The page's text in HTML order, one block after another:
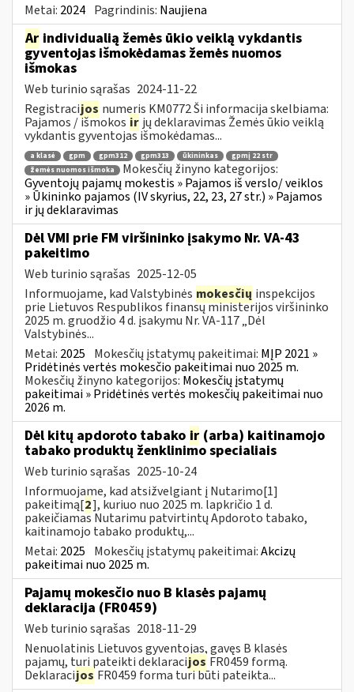
Metai: 2024 Pagrindinis: Naujiena
Ar individualią žemės ūkio veiklą vykdantis
gyventojas išmokėdamas žemės nuomos
išmokas
Web turinio sąrašas 2024-11-22
Registracijos numeris KM0772 Ši informacija skelbiama:
Pajamos / išmokos ir jų deklaravimas Žemės ūkio veiklą
vykdantis gyventojas išmokėdamas...
a klasė gpm gpm312 gpm313 ūkininkas
gpmį 22 str
žemės nuomos išmoka
Mokesčių žinyno kategorijos:
Gyventojų pajamų mokestis » Pajamos iš verslo/ veiklos
» Ūkininko pajamos (IV skyrius, 22, 23, 27 str.) » Pajamos
ir jų deklaravimas
Dėl VMI prie FM viršininko įsakymo Nr. VA-43
pakeitimo
Web turinio sąrašas 2025-12-05
Informuojame, kad Valstybinės mokesčių inspekcijos
prie Lietuvos Respublikos finansų ministerijos viršininko
2025 m. gruodžio 4 d. įsakymu Nr. VA-117 „Dėl
Valstybinės...
Metai: 2025 Mokesčių įstatymų pakeitimai: MĮP 2021 »
Pridėtinės vertės mokesčio pakeitimai nuo 2025 m.
Mokesčių žinyno kategorijos: Mokesčių įstatymų
pakeitimai » Pridėtinės vertės mokesčių pakeitimai nuo
2026 m.
Dėl kitų apdoroto tabako ir (arba) kaitinamojo
tabako produktų ženklinimo specialiais
Web turinio sąrašas 2025-10-24
Informuojame, kad atsižvelgiant į Nutarimo[1]
pakeitimą[2], kuriuo nuo 2025 m. lapkričio 1 d.
pakeičiamas Nutarimu patvirtintų Apdoroto tabako,
kaitinamojo tabako produktų,...
Metai: 2025 Mokesčių įstatymų pakeitimai:Akcizų
pakeitimai nuo 2025 m.
Pajamų mokesčio nuo B klasės pajamų
deklaracija (FR0459)
Web turinio sąrašas 2018-11-29
Nenuolatinis Lietuvos gyventojas, gavęs B klasės
pajamų, turi pateikti deklaracijos FR0459 formą.
Deklaracijos FR0459 forma turi būti pateikta...